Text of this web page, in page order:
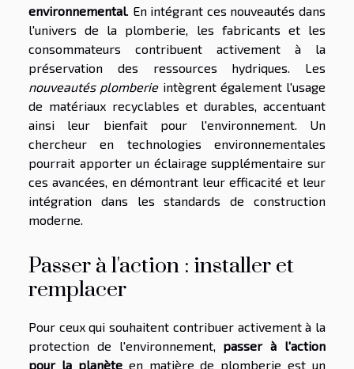
environnemental . En intégrant ces nouveautés dans
l'univers de la plomberie, les fabricants et les
consommateurs contribuent activement à la
préservation des ressources hydriques. Les
nouveautés plomberieintègrent également l'usage
de matériaux recyclables et durables, accentuant
ainsi leur bienfait pour l'environnement. Un
chercheur en technologies environnementales
pourrait apporter un éclairage supplémentaire sur
ces avancées, en démontrant leur efficacité et leur
intégration dans les standards de construction
moderne.
Passer à l'action : installer et
remplacer
Pour ceux qui souhaitent contribuer activement à la
protection de l'environnement, passer à l'action
pour la planèteen matière de plomberie est un